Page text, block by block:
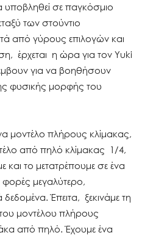
σε παγκόσμιο
των στούντιο
από γύρους επιλογών και
έρχεται η ώρα για τον Yuki
για να βοηθήσουν
φυσικής μορφής του
μοντέλο πλήρους κλίμακας,
από πηλό κλίμακας 1/4,
το μετατρέπουμε σε ένα
φορές μεγαλύτερο,
Έπειτα, ξεκινάμε τη
μοντέλου πλήρους
από πηλό. Έχουμε ένα